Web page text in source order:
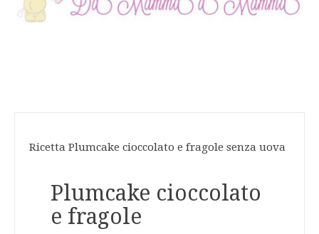
Ricetta Plumcake cioccolato e fragole senza uova
Plumcake cioccolato
e fragole